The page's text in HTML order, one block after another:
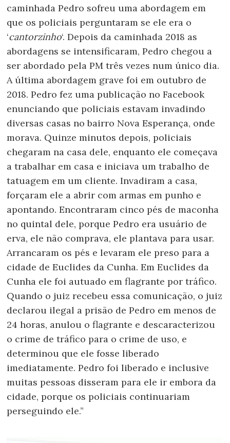
caminhada Pedro sofreu uma abordagem em
que os policiais perguntaram se ele era o
‘cantorzinho‘. Depois da caminhada 2018 as
abordagens se intensificaram, Pedro chegou a
ser abordado pela PM três vezes num único dia.
A última abordagem grave foi em outubro de
2018. Pedro fez uma publicação no Facebook
enunciando que policiais estavam invadindo
diversas casas no bairro Nova Esperança, onde
morava. Quinze minutos depois, policiais
chegaram na casa dele, enquanto ele começava
a trabalhar em casa e iniciava um trabalho de
tatuagem em um cliente. Invadiram a casa,
forçaram ele a abrir com armas em punho e
apontando. Encontraram cinco pés de maconha
no quintal dele, porque Pedro era usuário de
erva, ele não comprava, ele plantava para usar.
Arrancaram os pés e levaram ele preso para a
cidade de Euclides da Cunha. Em Euclides da
Cunha ele foi autuado em flagrante por tráfico.
Quando o juiz recebeu essa comunicação, o juiz
declarou ilegal a prisão de Pedro em menos de
24 horas, anulou o flagrante e descaracterizou
o crime de tráfico para o crime de uso, e
determinou que ele fosse liberado
imediatamente. Pedro foi liberado e inclusive
muitas pessoas disseram para ele ir embora da
cidade, porque os policiais continuariam
perseguindo ele.”